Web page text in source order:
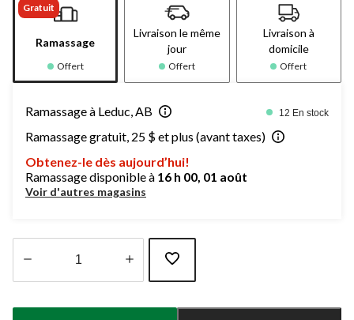
Gratuit
Ramassage
Offert
Livraison le même
jour
Offert
Livraison à
domicile
Offert
Ramassage à Leduc, AB 12 En stock
Ramassage gratuit, 25 $ et plus (avant taxes)
Obtenez-le dès aujourd’hui!
Ramassage disponible à 16 h 00, 01 août
Voir d'autres magasins